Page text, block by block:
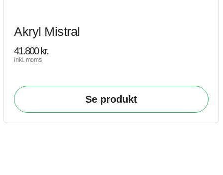
Akryl Mistral
41.800kr.
inkl. moms
Se produkt